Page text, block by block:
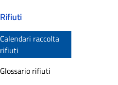
Rifiuti
Calendari raccolta
rifiuti
Glossario rifiuti